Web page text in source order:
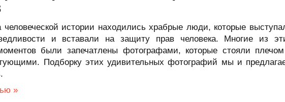
человеческой истории находились храбрые люди, которые
и вставали на защиту прав человека. Многие из
были запечатлены фотографами, которые стояли
Подборку этих удивительных фотографий мы и
»